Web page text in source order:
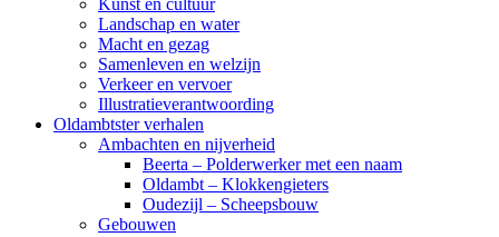
Kunst en cultuur
Landschap en water
Macht en gezag
Samenleven en welzijn
Verkeer en vervoer
Illustratieverantwoording
Oldambtster verhalen
Ambachten en nijverheid
Beerta – Polderwerker met een naam
Oldambt – Klokkengieters
Oudezijl – Scheepsbouw
Gebouwen